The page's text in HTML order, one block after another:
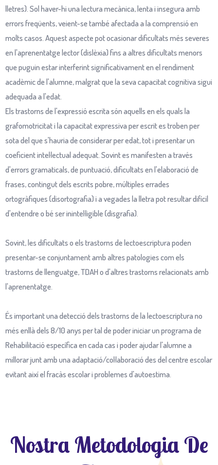
lletres). Sol haver-hi una lectura mecànica, lenta i insegura amb
errors freqüents, veient-se també afectada a la comprensió en
molts casos. Aquest aspecte pot ocasionar dificultats més severes
en l'aprenentatge lector (dislèxia) fins a altres dificultats menors
que puguin estar interferint significativament en el rendiment
acadèmic de l'alumne, malgrat que la seva capacitat cognitiva sigui
adequada a l'edat.
Els trastorns de l'expressió escrita són aquells en els quals la
grafomotricitat i la capacitat expressiva per escrit es troben per
sota del que s'hauria de considerar per edat, tot i presentar un
coeficient intel·lectual adequat. Sovint es manifesten a través
d'errors gramaticals, de puntuació, dificultats en l'elaboració de
frases, contingut dels escrits pobre, múltiples errades
ortogràfiques (disortografia) i a vegades la lletra pot resultar difícil
d'entendre o bé ser inintel·ligible (disgrafia).
Sovint, les dificultats o els trastorns de lectoescriptura poden
presentar-se conjuntament amb altres patologies com els
trastorns de llenguatge, TDAH o d'altres trastorns relacionats amb
l'aprenentatge.
És important una detecció dels trastorns de la lectoescriptura no
més enllà dels 8/10 anys per tal de poder iniciar un programa de
Rehabilitació específica en cada cas i poder ajudar l'alumne a
millorar junt amb una adaptació/col·laboració des del centre escolar
evitant així el fracàs escolar i problemes d'autoestima.
Nostra Metodologia De